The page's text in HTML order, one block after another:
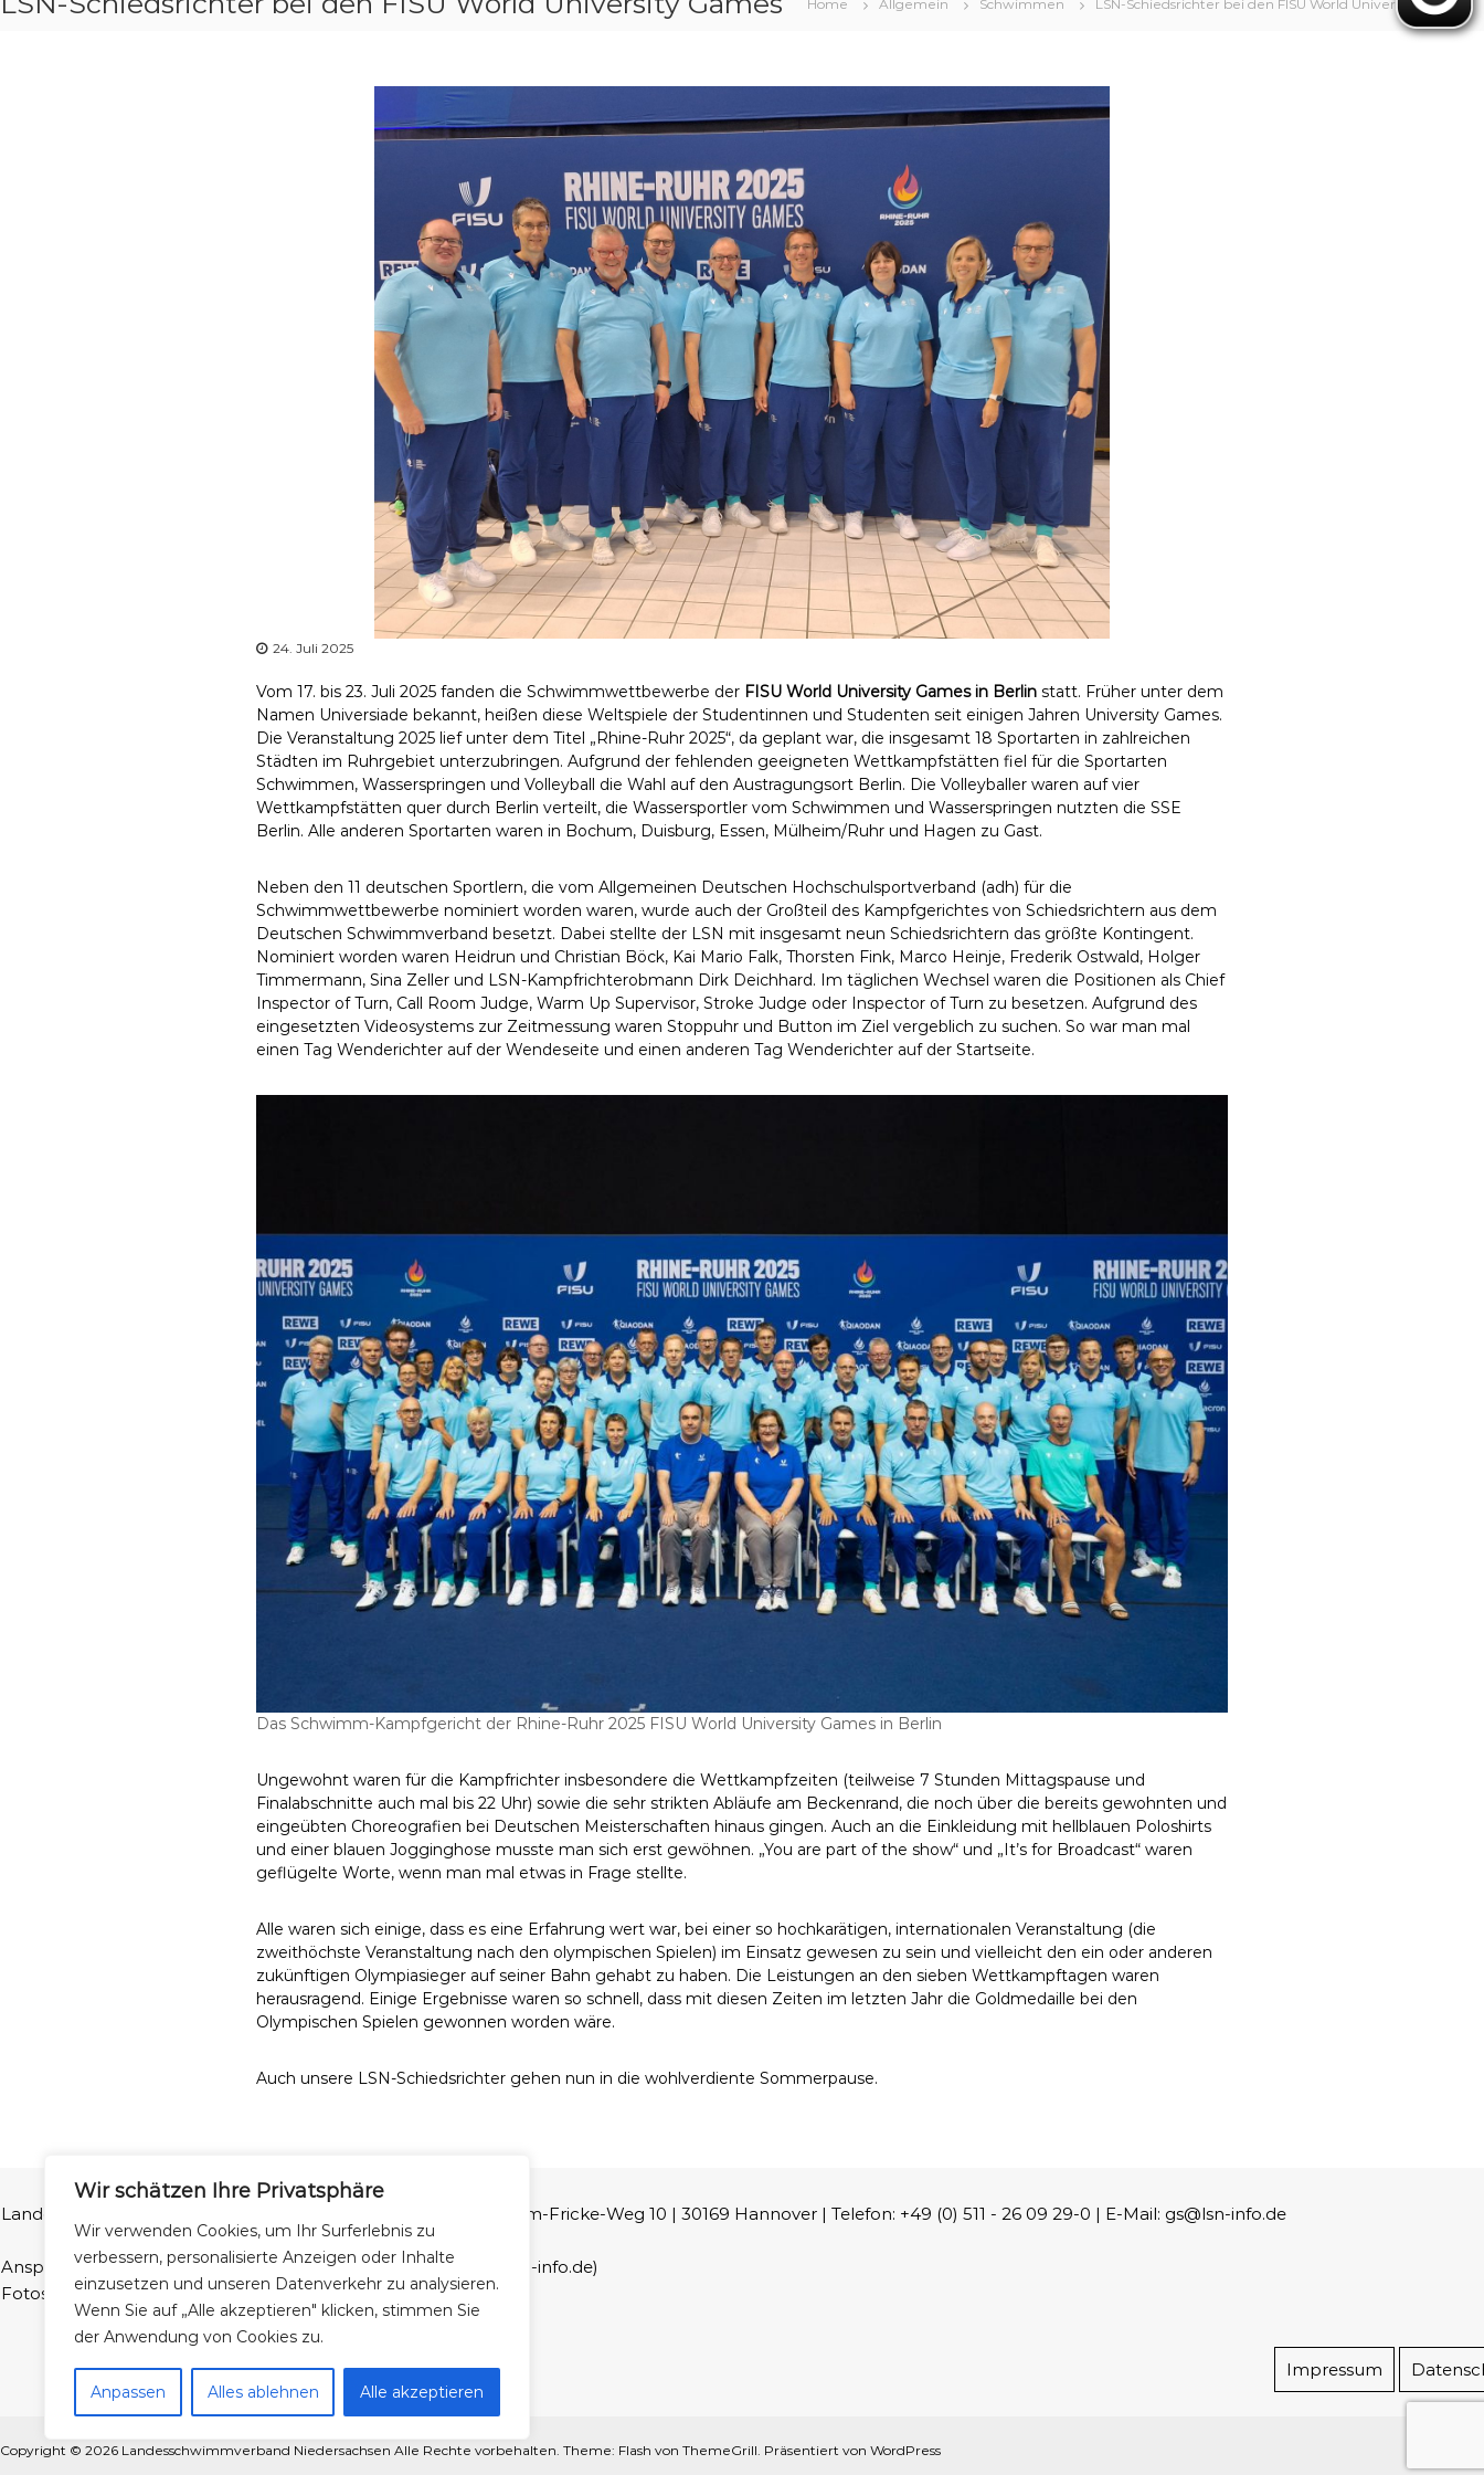
Wir schätzen Ihre Privatsphäre
Wir verwenden Cookies, um Ihr Surferlebnis zu
verbessern, personalisierte Anzeigen oder Inhalte
einzusetzen und unseren Datenverkehr zu analysieren.
Wenn Sie auf „Alle akzeptieren" klicken, stimmen Sie
der Anwendung von Cookies zu.
Anpassen Alles ablehnen Alle akzeptieren
Home Allgemein Schwimmen LSN-Schiedsrichter bei den FISU World University Games
24. Juli 2025
Vom 17. bis 23. Juli 2025 fanden die Schwimmwettbewerbe der FISU World University Games in Berlinstatt. Früher unter dem
Namen Universiade bekannt, heißen diese Weltspiele der Studentinnen und Studenten seit einigen Jahren University Games.
Die Veranstaltung 2025 lief unter dem Titel „Rhine-Ruhr 2025“, da geplant war, die insgesamt 18 Sportarten in zahlreichen
Städten im Ruhrgebiet unterzubringen. Aufgrund der fehlenden geeigneten Wettkampfstätten fiel für die Sportarten
Schwimmen, Wasserspringen und Volleyball die Wahl auf den Austragungsort Berlin. Die Volleyballer waren auf vier
Wettkampfstätten quer durch Berlin verteilt, die Wassersportler vom Schwimmen und Wasserspringen nutzten die SSE
Berlin. Alle anderen Sportarten waren in Bochum, Duisburg, Essen, Mülheim/Ruhr und Hagen zu Gast.
Neben den 11 deutschen Sportlern, die vom Allgemeinen Deutschen Hochschulsportverband (adh) für die
Schwimmwettbewerbe nominiert worden waren, wurde auch der Großteil des Kampfgerichtes von Schiedsrichtern aus dem
Deutschen Schwimmverband besetzt. Dabei stellte der LSN mit insgesamt neun Schiedsrichtern das größte Kontingent.
Nominiert worden waren Heidrun und Christian Böck, Kai Mario Falk, Thorsten Fink, Marco Heinje, Frederik Ostwald, Holger
Timmermann, Sina Zeller und LSN-Kampfrichterobmann Dirk Deichhard. Im täglichen Wechsel waren die Positionen als Chief
Inspector of Turn, Call Room Judge, Warm Up Supervisor, Stroke Judge oder Inspector of Turn zu besetzen. Aufgrund des
eingesetzten Videosystems zur Zeitmessung waren Stoppuhr und Button im Ziel vergeblich zu suchen. So war man mal
einen Tag Wenderichter auf der Wendeseite und einen anderen Tag Wenderichter auf der Startseite.
Das Schwimm-Kampfgericht der Rhine-Ruhr 2025 FISU World University Games in Berlin
Ungewohnt waren für die Kampfrichter insbesondere die Wettkampfzeiten (teilweise 7 Stunden Mittagspause und
Finalabschnitte auch mal bis 22 Uhr) sowie die sehr strikten Abläufe am Beckenrand, die noch über die bereits gewohnten und
eingeübten Choreografien bei Deutschen Meisterschaften hinaus gingen. Auch an die Einkleidung mit hellblauen Poloshirts
und einer blauen Jogginghose musste man sich erst gewöhnen. „You are part of the show“ und „It’s for Broadcast“ waren
geflügelte Worte, wenn man mal etwas in Frage stellte.
Alle waren sich einige, dass es eine Erfahrung wert war, bei einer so hochkarätigen, internationalen Veranstaltung (die
zweithöchste Veranstaltung nach den olympischen Spielen) im Einsatz gewesen zu sein und vielleicht den ein oder anderen
zukünftigen Olympiasieger auf seiner Bahn gehabt zu haben. Die Leistungen an den sieben Wettkampftagen waren
herausragend. Einige Ergebnisse waren so schnell, dass mit diesen Zeiten im letzten Jahr die Goldmedaille bei den
Olympischen Spielen gewonnen worden wäre.
Auch unsere LSN-Schiedsrichter gehen nun in die wohlverdiente Sommerpause.
Landesschwimmverband Niedersachsen e.V | Ferdinand-Wilhelm-Fricke-Weg 10 | 30169 Hannover | Telefon: +49 (0) 511 - 26 09 29-0 | E-Mail: gs@lsn-info.de
Ansprechpartner Homepage: Fabian Natusch (webmaster@lsn-info.de)
Fotos: LSN und Patrick Wallbaum
Impressum
Copyright © 2026 Landesschwimmverband Niedersachsen Alle Rechte vorbehalten. Theme: Flash von ThemeGrill. Präsentiert von WordPress